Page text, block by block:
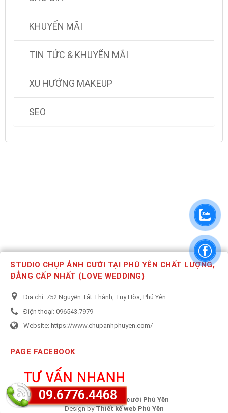
KHUYẾN MÃI
TIN TỨC & KHUYẾN MÃI
XU HƯỚNG MAKEUP
SEO
STUDIO CHỤP ẢNH CƯỚI TẠI PHÚ YÊN CHẤT LƯỢNG,
ĐẲNG CẤP NHẤT (LOVE WEDDING)
Địa chỉ: 752 Nguyễn Tất Thành, Tuy Hòa, Phú Yên
Điện thoại: 096543.7979
Website: https://www.chupanhphuyen.com/
PAGE FACEBOOK
Copyright © 2020Ảnh cưới Phú Yên
Design byThiết kế web Phú Yên
09.6776.4468